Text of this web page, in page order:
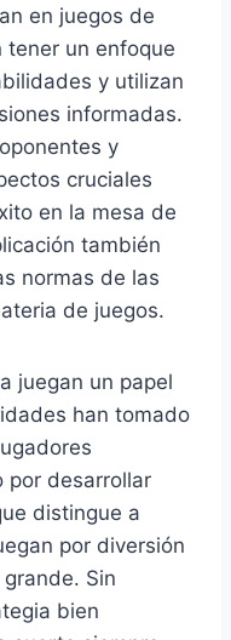
en juegos de
tener un enfoque
y utilizan
informadas.
y
cruciales
en la mesa de
también
normas de las
de juegos.
juegan un papel
han tomado
por desarrollar
distingue a
por diversión
Sin
bien